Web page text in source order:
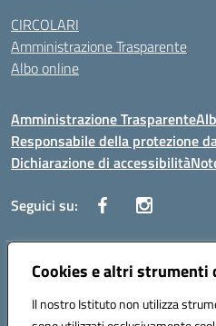
Cookies e altri strumenti
Il nostro Istituto non utilizza
CIRCOLARI
Amministrazione Trasparente
Albo online
Amministrazione Trasparente
Responsabile della protezione
Dichiarazione di accessibilità
Seguici su:
Indirizzo:Corso Vittorio Emanuele, 27
Posta elettronica certificata (PEC):